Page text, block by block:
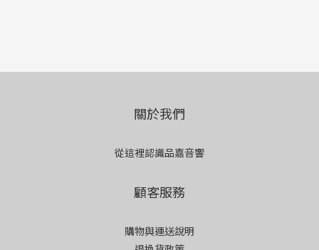
關於我們
從這裡認識品嘉音響
顧客服務
購物與運送說明